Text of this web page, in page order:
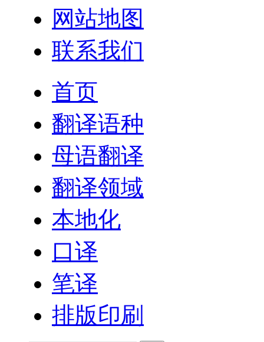
网站地图
联系我们
首页
翻译语种
母语翻译
翻译领域
本地化
口译
笔译
排版印刷